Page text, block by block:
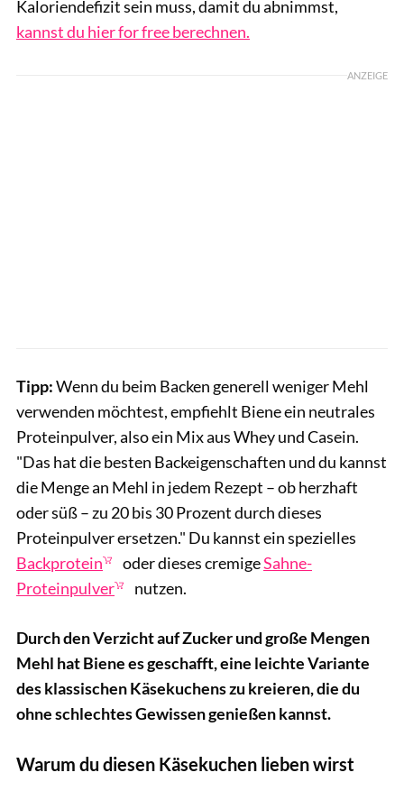
Kaloriendefizit sein muss, damit du abnimmst,
kannst du hier for free berechnen.
ANZEIGE
Tipp:Wenn du beim Backen generell weniger Mehl
verwenden möchtest, empfiehlt Biene ein neutrales
Proteinpulver, also ein Mix aus Whey und Casein.
"Das hat die besten Backeigenschaften und du kannst
die Menge an Mehl in jedem Rezept – ob herzhaft
oder süß – zu 20 bis 30 Prozent durch dieses
Proteinpulver ersetzen." Du kannst ein spezielles
Backprotein
oder dieses cremigeSahne-
Proteinpulver
nutzen.
Durch den Verzicht auf Zucker und große Mengen
Mehl hat Biene es geschafft, eine leichte Variante
des klassischen Käsekuchens zu kreieren, die du
ohne schlechtes Gewissen genießen kannst.
Warum du diesen Käsekuchen lieben wirst